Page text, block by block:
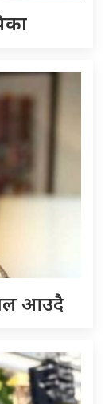
आउदै